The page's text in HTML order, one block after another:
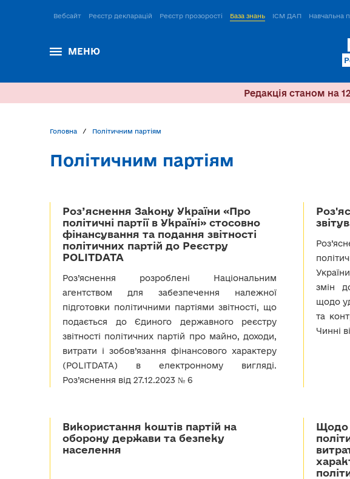
Вебсайт Реєстр декларацій Реєстр прозорості База знань ІСМ ДАП Навчальна
МЕНЮ
Редакція станом на
Головна Політичним партіям
Політичним партіям
Роз’яснення Закону України «Про
політичні партії в Україні» стосовно
фінансування та подання звітності
політичних партій до Реєстру
POLITDATA
Роз’яснення розроблені Національним
агентством для забезпечення належної
підготовки політичними партіями звітності, що
подається до Єдиного державного реєстру
звітності політичних партій про майно, доходи,
витрати і зобов’язання фінансового характеру
(POLITDATA) в електронному вигляді.
Роз’яснення від 27.12.2023 № 6
змін
щодо
та
Чинні
Використання коштів партій на
оборону держави та безпеку
населення
Щодо